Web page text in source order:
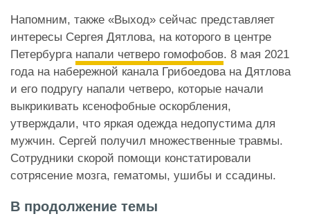
Напомним, также «Выход» сейчас представляет
интересы Сергея Дятлова, на которого в центре
Петербурга напали четверо гомофобов. 8 мая 2021
года на набережной канала Грибоедова на Дятлова
и его подругу напали четверо, которые начали
выкрикивать ксенофобные оскорбления,
утверждали, что яркая одежда недопустима для
мужчин. Сергей получил множественные травмы.
Сотрудники скорой помощи констатировали
сотрясение мозга, гематомы, ушибы и ссадины.
В продолжение темы